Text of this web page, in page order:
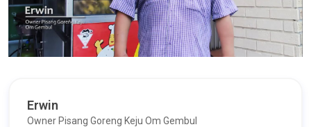
Erwin
Owner Pisang Goreng Keju Om Gembul